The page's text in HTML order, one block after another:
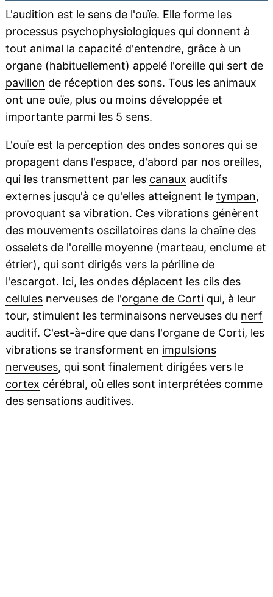
L'audition est le sens de l'ouïe. Elle forme les
processus psychophysiologiques qui donnent à
tout animal la capacité d'entendre, grâce à un
organe (habituellement) appelé l'oreille qui sert de
pavillon de réception des sons. Tous les animaux
ont une ouïe, plus ou moins développée et
importante parmi les 5 sens.
L'ouïe est la perception des ondes sonores qui se
propagent dans l'espace, d'abord par nos oreilles,
qui les transmettent par les canaux auditifs
externes jusqu'à ce qu'elles atteignent le tympan,
provoquant sa vibration. Ces vibrations génèrent
des mouvementsoscillatoires dans la chaîne des
osseletsde l'oreille moyenne(marteau, enclumeet
étrier), qui sont dirigés vers la périline de
l'escargot. Ici, les ondes déplacent les cilsdes
cellulesnerveuses de l'organe de Cortiqui, à leur
tour, stimulent les terminaisons nerveuses du nerf
auditif. C'est-à-dire que dans l'organe de Corti, les
vibrations se transforment en impulsions
nerveuses, qui sont finalement dirigées vers le
cortex cérébral, où elles sont interprétées comme
des sensations auditives.